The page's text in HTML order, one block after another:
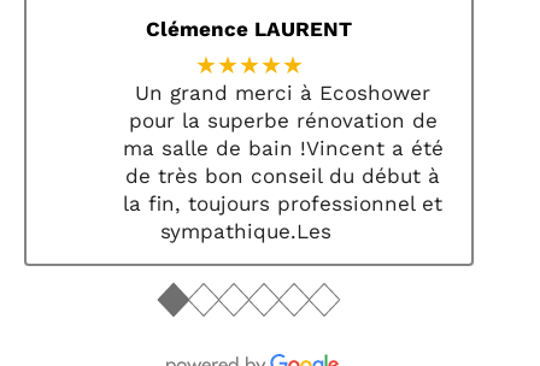
Clémence LAURENT
★★★★★
Un grand merci à Ecoshower
pour la superbe rénovation de
ma salle de bain !Vincent a été
de très bon conseil du début à
la fin, toujours professionnel et
sympathique.Les
●●●●●●